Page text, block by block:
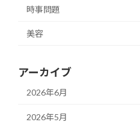
時事問題
美容
アーカイブ
2026年6月
2026年5月